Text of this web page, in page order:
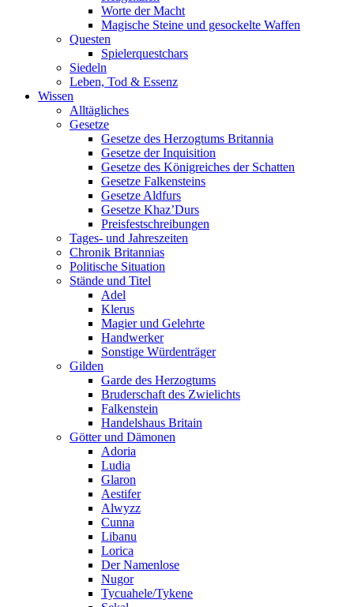
Worte der Macht
Magische Steine und gesockelte Waffen
Questen
Spielerquestchars
Siedeln
Leben, Tod & Essenz
Wissen
Alltägliches
Gesetze
Gesetze des Herzogtums Britannia
Gesetze der Inquisition
Gesetze des Königreiches der Schatten
Gesetze Falkensteins
Gesetze Aldfurs
Gesetze Khaz’Durs
Preisfestschreibungen
Tages- und Jahreszeiten
Chronik Britannias
Politische Situation
Stände und Titel
Adel
Klerus
Magier und Gelehrte
Handwerker
Sonstige Würdenträger
Gilden
Garde des Herzogtums
Bruderschaft des Zwielichts
Falkenstein
Handelshaus Britain
Götter und Dämonen
Adoria
Ludia
Glaron
Aestifer
Alwyzz
Cunna
Libanu
Lorica
Der Namenlose
Nugor
Tycuahele/Tykene